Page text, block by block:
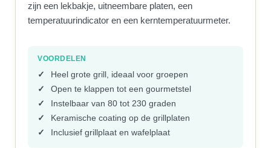
zijn een lekbakje, uitneembare platen, een
temperatuurindicator en een kerntemperatuurmeter.
VOORDELEN
Heel grote grill, ideaal voor groepen
Open te klappen tot een gourmetstel
Instelbaar van 80 tot 230 graden
Keramische coating op de grillplaten
Inclusief grillplaat en wafelplaat